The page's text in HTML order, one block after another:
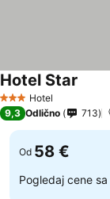
3 Zvezdice
Hotel
Hotel Star
9,3 Odlično 713
Od 58 €
Pogledaj cene sa